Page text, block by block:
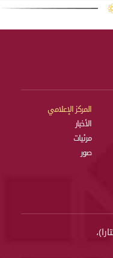
المركز الإعلامي
الأخبار
مرئيات
صور